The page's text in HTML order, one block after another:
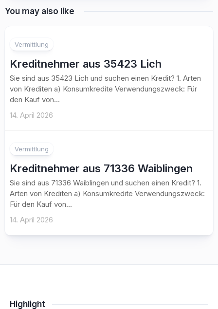
You may also like
Vermittlung
Kreditnehmer aus 35423 Lich
Sie sind aus 35423 Lich und suchen einen Kredit? 1. Arten
von Krediten a) Konsumkredite Verwendungszweck: Für
den Kauf von...
14. April 2026
Vermittlung
Kreditnehmer aus 71336 Waiblingen
Sie sind aus 71336 Waiblingen und suchen einen Kredit? 1.
Arten von Krediten a) Konsumkredite Verwendungszweck:
Für den Kauf von...
14. April 2026
Highlight